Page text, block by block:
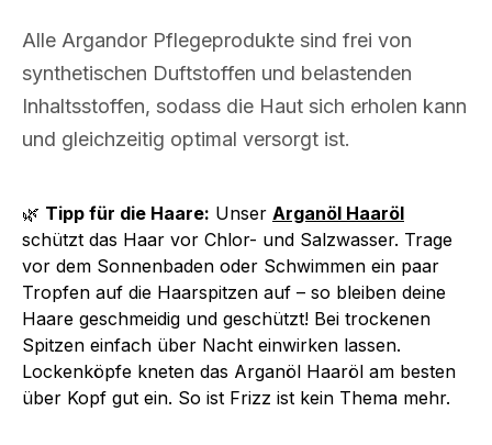
Alle Argandor Pflegeprodukte sind frei von
synthetischen Duftstoffen und belastenden
Inhaltsstoffen, sodass die Haut sich erholen kann
und gleichzeitig optimal versorgt ist.
🌿 Tipp für die Haare: Unser Arganöl Haaröl
schützt das Haar vor Chlor- und Salzwasser. Trage
vor dem Sonnenbaden oder Schwimmen ein paar
Tropfen auf die Haarspitzen auf – so bleiben deine
Haare geschmeidig und geschützt! Bei trockenen
Spitzen einfach über Nacht einwirken lassen.
Lockenköpfe kneten das Arganöl Haaröl am besten
über Kopf gut ein. So ist Frizz ist kein Thema mehr.